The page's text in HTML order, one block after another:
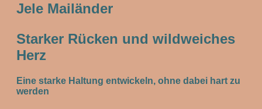
Jele Mailänder
Starker Rücken und wildweiches
Herz
Eine starke Haltung entwickeln, ohne dabei hart zu
werden